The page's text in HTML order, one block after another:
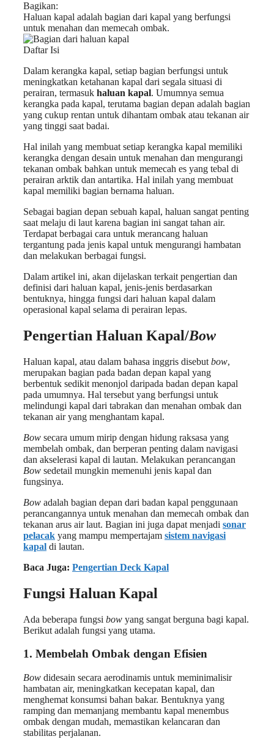
Bagikan:
Haluan kapal adalah bagian dari kapal yang berfungsi
untuk menahan dan memecah ombak.
Daftar Isi
Dalam kerangka kapal, setiap bagian berfungsi untuk
meningkatkan ketahanan kapal dari segala situasi di
perairan, termasuk haluan kapal. Umumnya semua
kerangka pada kapal, terutama bagian depan adalah bagian
yang cukup rentan untuk dihantam ombak atau tekanan air
yang tinggi saat badai.
Hal inilah yang membuat setiap kerangka kapal memiliki
kerangka dengan desain untuk menahan dan mengurangi
tekanan ombak bahkan untuk memecah es yang tebal di
perairan arktik dan antartika. Hal inilah yang membuat
kapal memiliki bagian bernama haluan.
Sebagai bagian depan sebuah kapal, haluan sangat penting
saat melaju di laut karena bagian ini sangat tahan air.
Terdapat berbagai cara untuk merancang haluan
tergantung pada jenis kapal untuk mengurangi hambatan
dan melakukan berbagai fungsi.
Dalam artikel ini, akan dijelaskan terkait pengertian dan
definisi dari haluan kapal, jenis-jenis berdasarkan
bentuknya, hingga fungsi dari haluan kapal dalam
operasional kapal selama di perairan lepas.
Pengertian Haluan Kapal/Bow
Haluan kapal, atau dalam bahasa inggris disebut bow,
merupakan bagian pada badan depan kapal yang
berbentuk sedikit menonjol daripada badan depan kapal
pada umumnya. Hal tersebut yang berfungsi untuk
melindungi kapal dari tabrakan dan menahan ombak dan
tekanan air yang menghantam kapal.
Bow secara umum mirip dengan hidung raksasa yang
membelah ombak, dan berperan penting dalam navigasi
dan akselerasi kapal di lautan. Melakukan perancangan
Bow sedetail mungkin memenuhi jenis kapal dan
fungsinya.
Bow adalah bagian depan dari badan kapal penggunaan
perancangannya untuk menahan dan memecah ombak dan
tekanan arus air laut. Bagian ini juga dapat menjadi sonar
pelacak yang mampu mempertajam sistem navigasi
kapal di lautan.
Baca Juga: Pengertian Deck Kapal
Fungsi Haluan Kapal
Ada beberapa fungsi bow yang sangat berguna bagi kapal.
Berikut adalah fungsi yang utama.
1. Membelah Ombak dengan Efisien
Bow didesain secara aerodinamis untuk meminimalisir
hambatan air, meningkatkan kecepatan kapal, dan
menghemat konsumsi bahan bakar. Bentuknya yang
ramping dan memanjang membantu kapal menembus
ombak dengan mudah, memastikan kelancaran dan
stabilitas perjalanan.